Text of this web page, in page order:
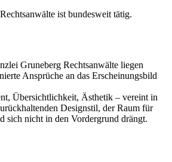
ist bundesweit tätig.
Gruneberg Rechtsanwälte liegen
Ansprüche an das Erscheinungsbild
Übersichtlichkeit, Ästhetik – vereint in
Designstil, der Raum für
sich nicht in den Vordergrund drängt.